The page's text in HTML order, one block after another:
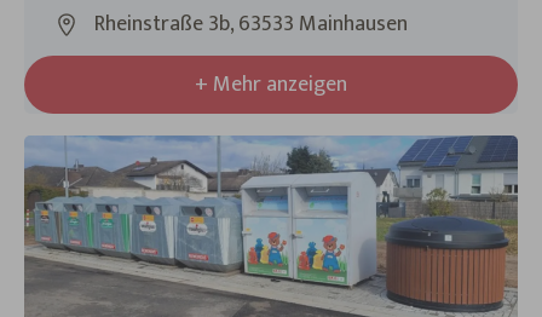
Rheinstraße 3b, 63533 Mainhausen
+ Mehr anzeigen